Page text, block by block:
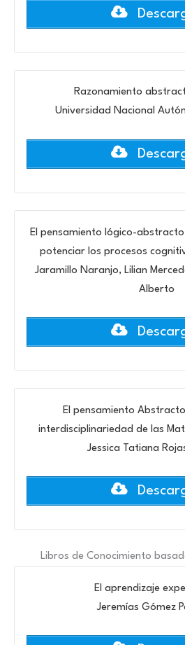
Razonamiento
Universidad Nacional
El pensamiento lógico-
potenciar los procesos
Jaramillo Naranjo, Lilian
Alberto
El pensamiento
interdisciplinariedad de las
Jessica Tatiana
Libros de Conocimiento
El aprendizaje
Jeremías Gómez